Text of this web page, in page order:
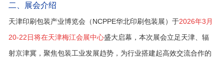
二、展会介绍
天津印刷包装产业博览会（NCPPE华北印刷包装展）于2026年3月
20-22日将在天津梅江会展中心盛大启幕，本次展会立足天津、辐
射京津冀，聚焦包装工业发展趋势，为行业搭建起高效交流合作的